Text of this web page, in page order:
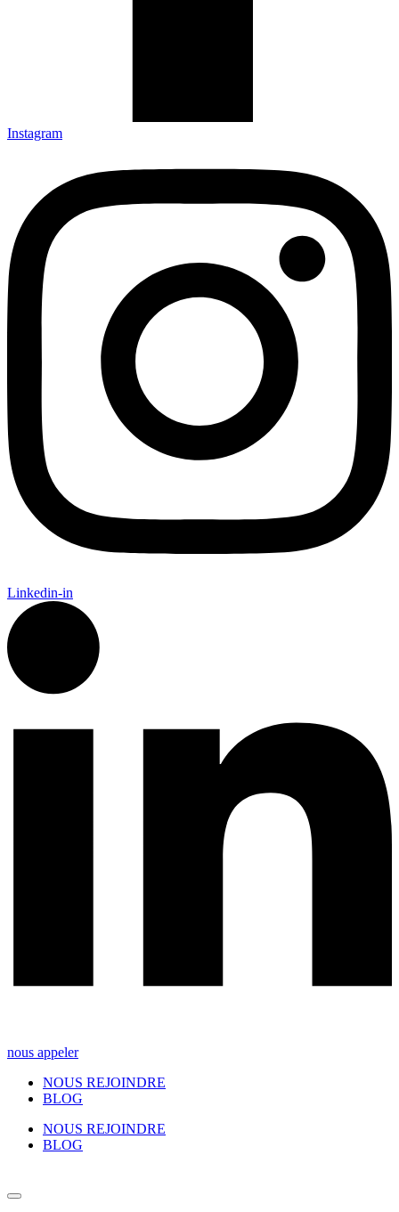
Instagram
Linkedin-in
nous appeler
NOUS REJOINDRE
BLOG
NOUS REJOINDRE
BLOG